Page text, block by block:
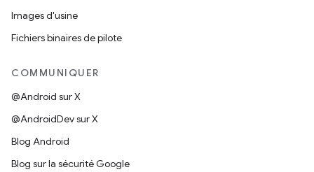
Images d'usine
Fichiers binaires de pilote
COMMUNIQUER
@Android sur X
@AndroidDev sur X
Blog Android
Blog sur la sécurité Google